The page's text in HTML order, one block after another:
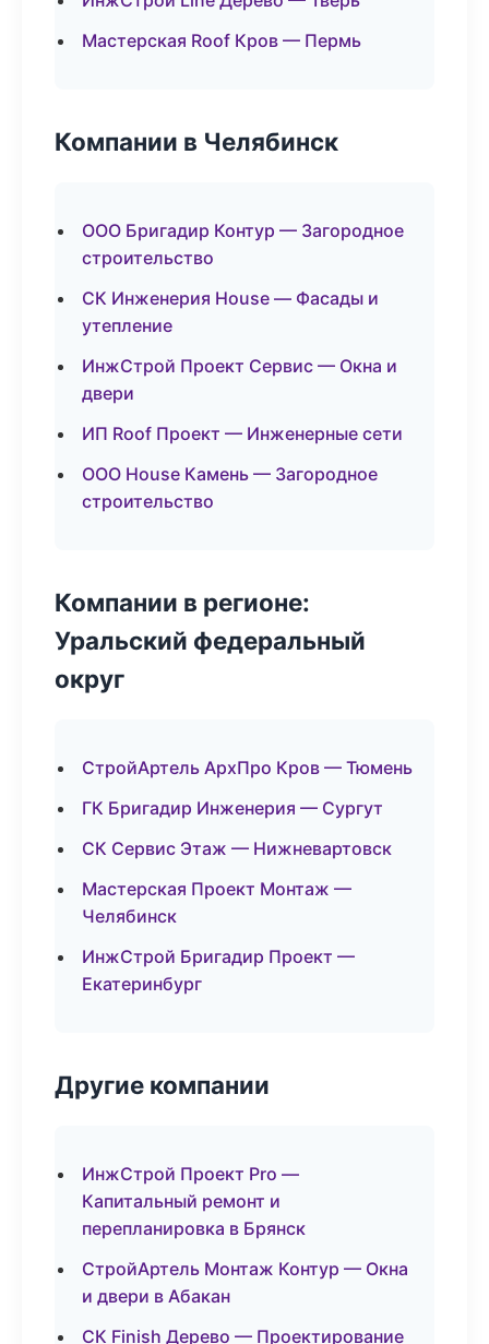
Мастерская Roof Кров — Пермь
Компании в Челябинск
ООО Бригадир Контур — Загородное
строительство
СК Инженерия House — Фасады и
утепление
ИнжСтрой Проект Сервис — Окна и
двери
ИП Roof Проект — Инженерные сети
ООО House Камень — Загородное
строительство
Компании в регионе:
Уральский федеральный
округ
СтройАртель АрхПро Кров — Тюмень
ГК Бригадир Инженерия — Сургут
СК Сервис Этаж — Нижневартовск
Мастерская Проект Монтаж —
Челябинск
ИнжСтрой Бригадир Проект —
Екатеринбург
Другие компании
ИнжСтрой Проект Pro —
Капитальный ремонт и
перепланировка в Брянск
СтройАртель Монтаж Контур — Окна
и двери в Абакан
СК Finish Дерево — Проектирование